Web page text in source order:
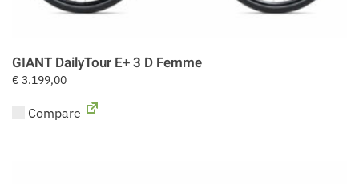
GIANT DailyTour E+ 3 D Femme
€ 3.199,00
Compare